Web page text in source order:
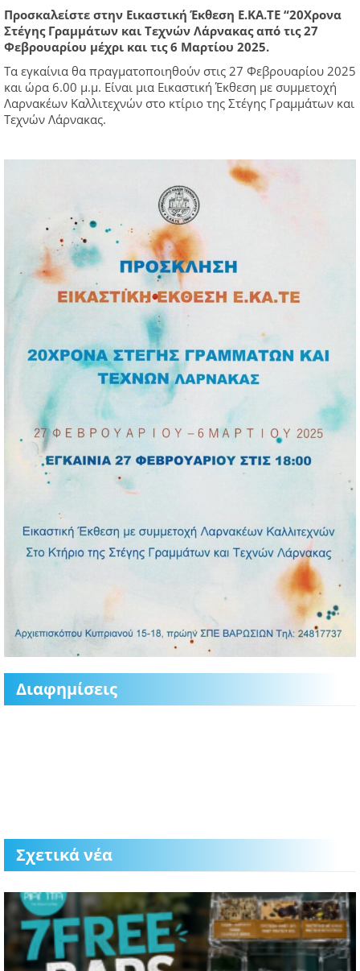
Προσκαλείστε στην Εικαστική Έκθεση Ε.ΚΑ.ΤΕ “20Χρονα
Στέγης Γραμμάτων και Τεχνών Λάρνακας από τις 27
Φεβρουαρίου μέχρι και τις 6 Μαρτίου 2025.
Τα εγκαίνια θα πραγματοποιηθούν στις 27 Φεβρουαρίου 2025
και ώρα 6.00 μ.μ. Είναι μια Εικαστική Έκθεση με συμμετοχή
Λαρνακέων Καλλιτεχνών στο κτίριο της Στέγης Γραμμάτων και
Τεχνών Λάρνακας.
Διαφημίσεις
Σχετικά νέα